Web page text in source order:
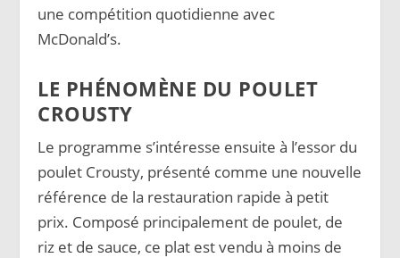
une compétition quotidienne avec
McDonald’s.
LE PHÉNOMÈNE DU POULET
CROUSTY
Le programme s’intéresse ensuite à l’essor du
poulet Crousty, présenté comme une nouvelle
référence de la restauration rapide à petit
prix. Composé principalement de poulet, de
riz et de sauce, ce plat est vendu à moins de